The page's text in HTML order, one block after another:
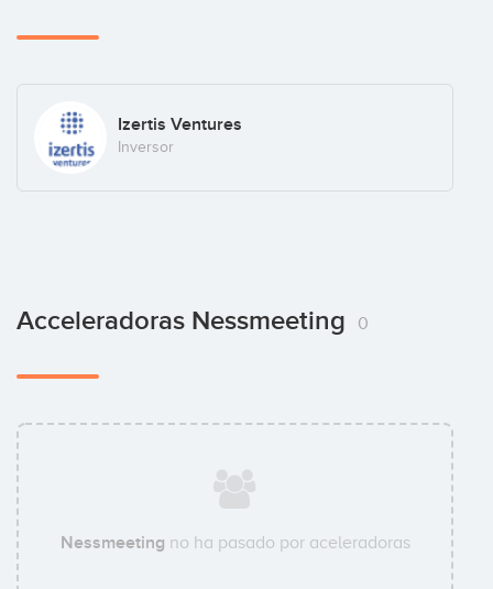
Izertis Ventures
Inversor
Acceleradoras Nessmeeting 0
Nessmeeting no ha pasado por aceleradoras